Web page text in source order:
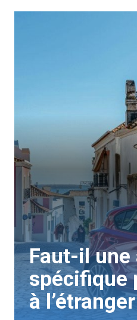
Faut-il une
spécifique
à